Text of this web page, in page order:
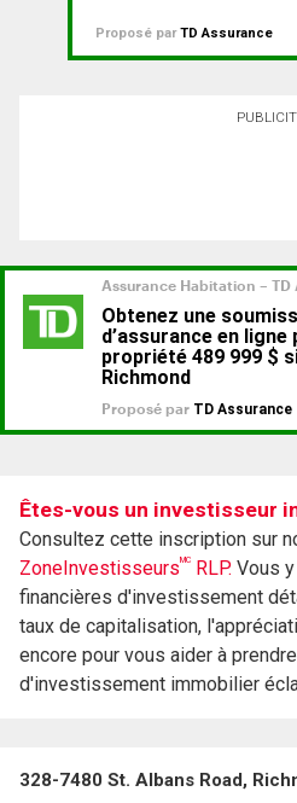
Proposé parTD Assurance
Êtes-vous un investisseur
Consultez cette inscription sur
ZoneInvestisseursMC RLP. Vous
financières d'investissement
taux de capitalisation,
encore pour vous aider à
d'investissement immobilier
328-7480 St. Albans Road,